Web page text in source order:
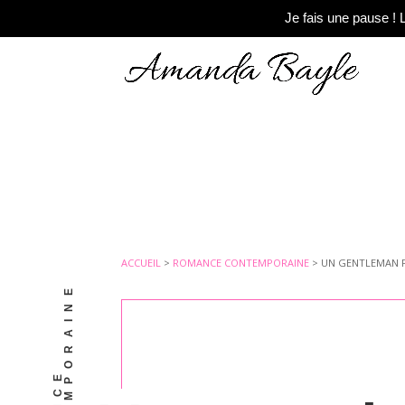
Je fais une pause !
ACCUEIL > ROMANCE CONTEMPORAINE > UN GENTLEMAN